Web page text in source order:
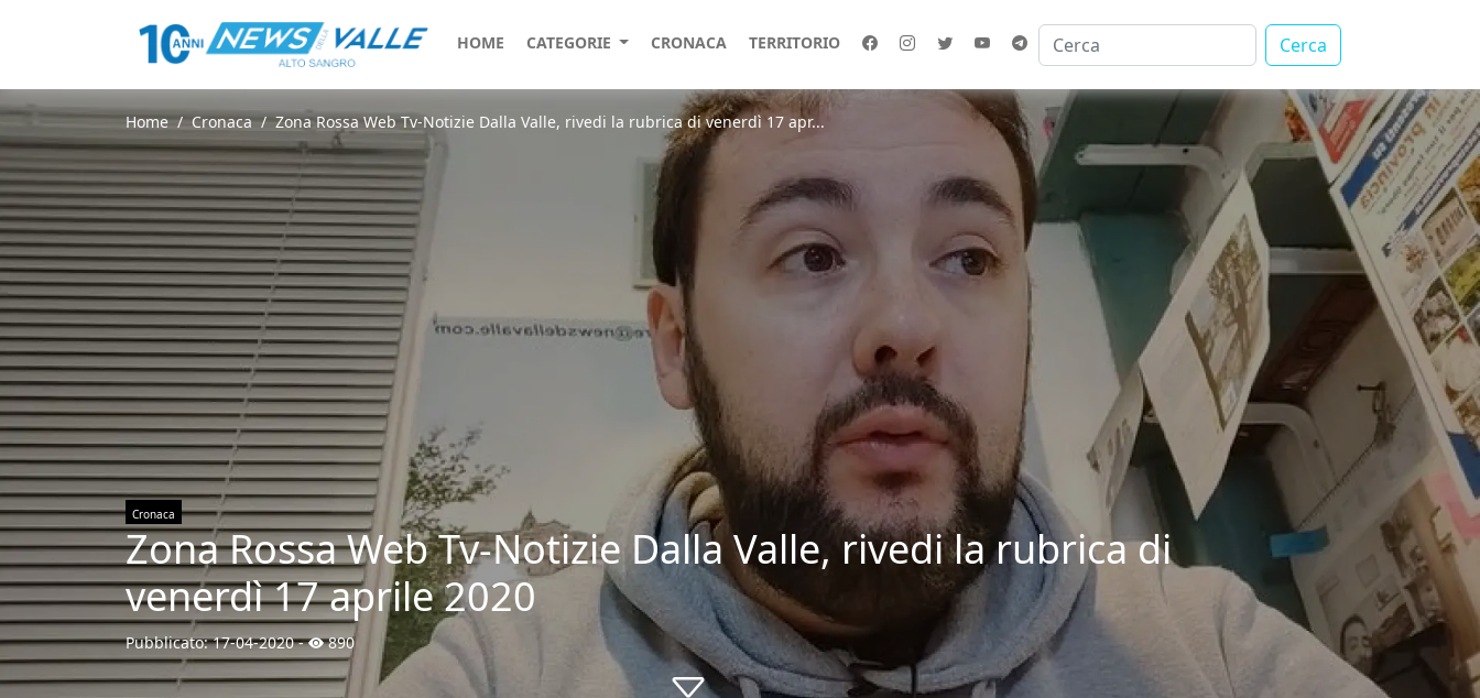
HOME CATEGORIE CRONACA TERRITORIO Cerca
Home Cronaca Zona Rossa Web Tv-Notizie Dalla Valle, rivedi la rubrica di venerdì 17 apr...
Cronaca
Zona Rossa Web Tv-Notizie Dalla Valle, rivedi la rubrica di
venerdì 17 aprile 2020
Pubblicato:17-04-2020- 890